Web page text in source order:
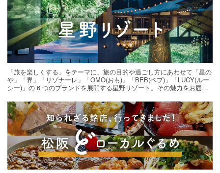
「旅を楽しくする」をテーマに、旅の目的や過ごし方にあわせて「星の
や」「界」「リゾナーレ」「OMO(おも)」「BEB(ベブ)」「LUCY(ルー
シー)」の 6 つのブランドを展開する星野リゾート。その魅力をお届け